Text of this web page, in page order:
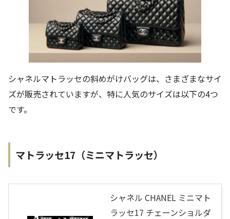
シャネルマトラッセの斜めがけバッグは、さまざまなサイ
ズが販売されていますが、特に人気のサイズは以下の4つ
です。
マトラッセ17（ミニマトラッセ）
シャネル CHANEL ミニマト
ラッセ17 チェーンショルダ